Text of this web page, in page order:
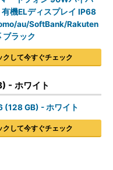
機ELディスプレイ IP68
au/SoftBank/Rakuten
ラック
クして今すぐチェック
- ホワイト
(128 GB) - ホワイト
クして今すぐチェック